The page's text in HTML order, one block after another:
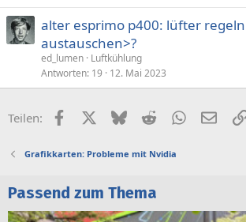
alter esprimo p400: lüfter
austauschen>?
ed_lumen Luftkühlung
Antworten 19 12. Mai 2023
Teilen: FacebookX (Twitter)
BlueskyRedditWhatsApp
E-
Grafikkarten: Probleme mit Nvidia
Passend zum Thema